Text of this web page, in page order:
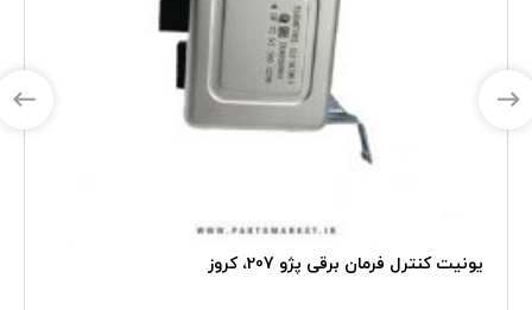
یونیت کنترل فرمان برقی پژو 207، کروز